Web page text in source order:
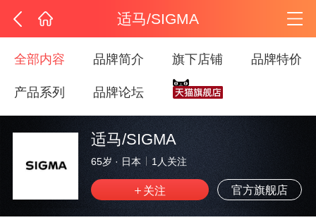
适马/SIGMA
全部内容 品牌简介 旗下店铺 品牌特价
产品系列 品牌论坛
适马/SIGMA
65岁 · 日本 1 人关注
官方旗舰店